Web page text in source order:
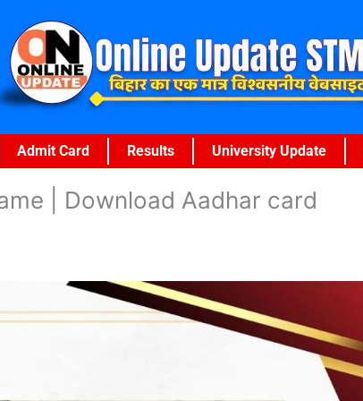
Admit Card Results University Update
| Download Aadhar card